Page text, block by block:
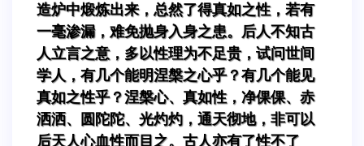
造炉中煅炼出来，总然了得真如之性，若有
一毫渗漏，难免抛身入身之患。后人不知古
人立言之意，多以性理为不足贵，试问世间
学人，有几个能明涅槃之心乎？有几个能见
真如之性乎？涅槃心、真如性，净倮倮、赤
洒洒、圆陀陀、光灼灼，通天彻地，非可以
后天人心血性而目之。古人亦有了性不了